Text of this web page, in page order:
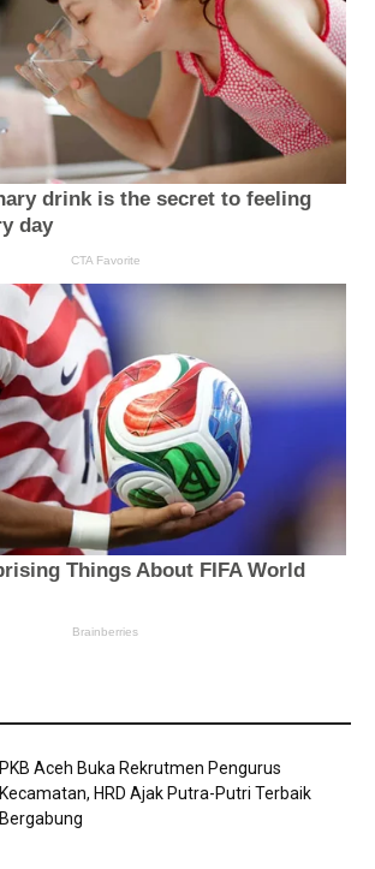
PKB Aceh Buka Rekrutmen Pengurus
Kecamatan, HRD Ajak Putra-Putri Terbaik
Bergabung